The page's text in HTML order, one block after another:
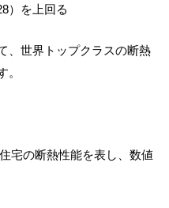
）を上回る
、世界トップクラスの断熱
。
宅の断熱性能を表し、数値